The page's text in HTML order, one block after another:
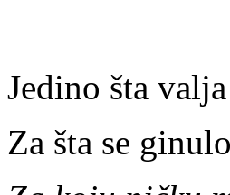
Jedino šta
Za šta se ginulo